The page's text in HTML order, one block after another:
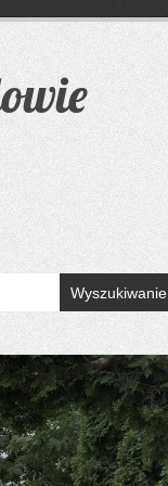
Wyszukiwanie